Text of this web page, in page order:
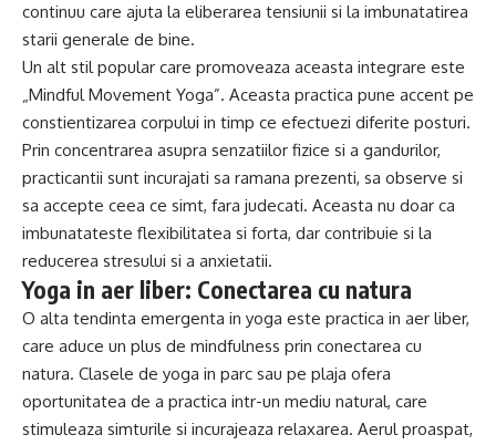
continuu care ajuta la eliberarea tensiunii si la imbunatatirea
starii generale de bine.
Un alt stil popular care promoveaza aceasta integrare este
„Mindful Movement Yoga”. Aceasta practica pune accent pe
constientizarea corpului in timp ce efectuezi diferite posturi.
Prin concentrarea asupra senzatiilor fizice si a gandurilor,
practicantii sunt incurajati sa ramana prezenti, sa observe si
sa accepte ceea ce simt, fara judecati. Aceasta nu doar ca
imbunatateste flexibilitatea si forta, dar contribuie si la
reducerea stresului si a anxietatii.
Yoga in aer liber: Conectarea cu natura
O alta tendinta emergenta in yoga este practica in aer liber,
care aduce un plus de mindfulness prin conectarea cu
natura. Clasele de yoga in parc sau pe plaja ofera
oportunitatea de a practica intr-un mediu natural, care
stimuleaza simturile si incurajeaza relaxarea. Aerul proaspat,